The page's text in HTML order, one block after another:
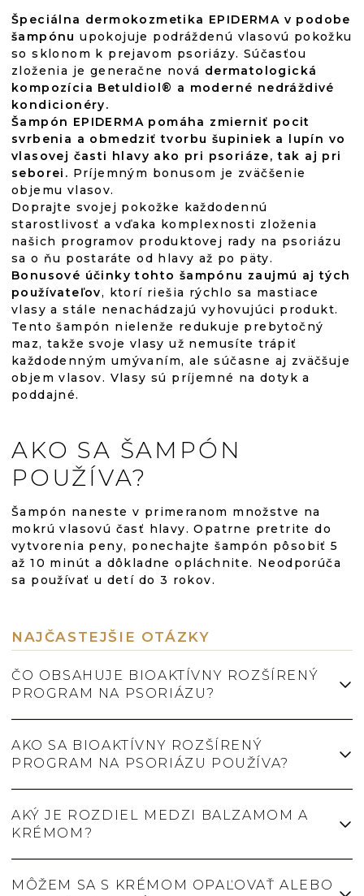
Špeciálna dermokozmetika EPIDERMA v podobe
šampónu upokojuje podráždenú vlasovú pokožku
so sklonom k prejavom psoriázy. Súčasťou
zloženia je generačne nová dermatologická
kompozícia Betuldiol® a moderné nedráždivé
kondicionéry.
Šampón EPIDERMA pomáha zmierniť pocit
svrbenia a obmedziť tvorbu šupiniek a lupín vo
vlasovej časti hlavy ako pri psoriáze, tak aj pri
seborei. Príjemným bonusom je zväčšenie
objemu vlasov.
Doprajte svojej pokožke každodennú
starostlivosť a vďaka komplexnosti zloženia
našich programov produktovej rady na psoriázu
sa o ňu postaráte od hlavy až po päty.
Bonusové účinky tohto šampónu zaujmú aj tých
používateľov, ktorí riešia rýchlo sa mastiace
vlasy a stále nenachádzajú vyhovujúci produkt.
Tento šampón nielenže redukuje prebytočný
maz, takže svoje vlasy už nemusíte trápiť
každodenným umývaním, ale súčasne aj zväčšuje
objem vlasov. Vlasy sú príjemné na dotyk a
poddajné.
AKO SA ŠAMPÓN
POUŽÍVA?
Šampón naneste v primeranom množstve na
mokrú vlasovú časť hlavy. Opatrne pretrite do
vytvorenia peny, ponechajte šampón pôsobiť 5
až 10 minút a dôkladne opláchnite. Neodporúča
sa používať u detí do 3 rokov.
NAJČASTEJŠIE OTÁZKY
ČO OBSAHUJE BIOAKTÍVNY ROZŠÍRENÝ
PROGRAM NA PSORIÁZU?
Program obsahuje tri prípravky so spoločnou
kompozíciou Betuldiol®: bioaktívny balzam pri
psoriáze (200 ml).
nájdete na jeho produktovej stránke.
AKO SA BIOAKTÍVNY ROZŠÍRENÝ
PROGRAM NA PSORIÁZU POUŽÍVA?
Vlasovú pokožku umývajte bioaktívnym
šampónom – naneste na mokré vlasy, nechajte
celoplošne, pokojne aj niekoľkokrát denne.
AKÝ JE ROZDIEL MEDZI BALZAMOM A
KRÉMOM?
Balzam v balení 300 ml je určený na plošnú
MÔŽEM SA S KRÉMOM OPAĽOVAŤ ALEBO